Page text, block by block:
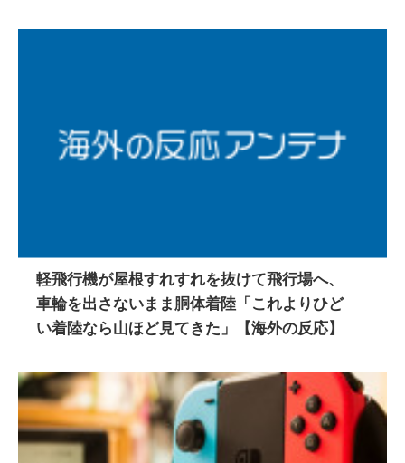
軽飛行機が屋根すれすれを抜けて飛行場へ、
車輪を出さないまま胴体着陸「これよりひど
い着陸なら山ほど見てきた」【海外の反応】